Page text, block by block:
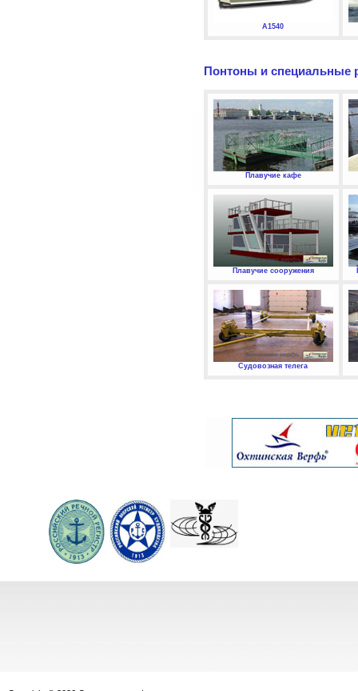
А1540
Понтоны и специальные
Плавучие кафе
Плавучие сооружения
Судовозная телега